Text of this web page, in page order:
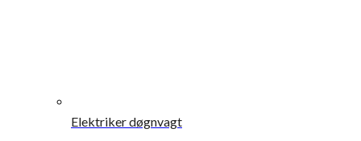
Elektriker døgnvagt